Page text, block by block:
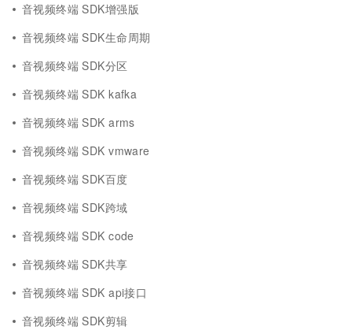
音视频终端 SDK增强版
音视频终端 SDK生命周期
音视频终端 SDK分区
音视频终端 SDK kafka
音视频终端 SDK arms
音视频终端 SDK vmware
音视频终端 SDK百度
音视频终端 SDK跨域
音视频终端 SDK code
音视频终端 SDK共享
音视频终端 SDK api接口
音视频终端 SDK剪辑